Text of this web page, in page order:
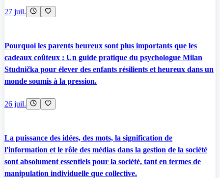
27 juil.
Pourquoi les parents heureux sont plus importants que les
cadeaux coûteux : Un guide pratique du psychologue Milan
Studnička pour élever des enfants résilients et heureux dans un
monde soumis à la pression.
26 juil.
La puissance des idées, des mots, la signification de
l'information et le rôle des médias dans la gestion de la société
sont absolument essentiels pour la société, tant en termes de
manipulation individuelle que collective.